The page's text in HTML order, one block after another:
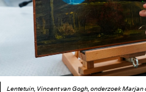
Lentetuin, Vincent van Gogh, onderzoek Marjan